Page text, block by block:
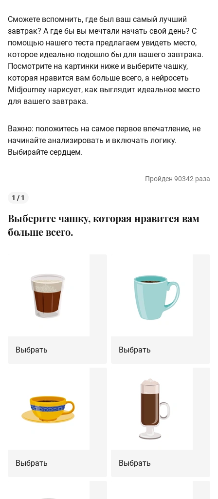
Сможете вспомнить, где был ваш самый лучший
завтрак? А где бы вы мечтали начать свой день? С
помощью нашего теста предлагаем увидеть место,
которое идеально подошло бы для вашего завтрака.
Посмотрите на картинки ниже и выберите чашку,
которая нравится вам больше всего, а нейросеть
Midjourney нарисует, как выглядит идеальное место
для вашего завтрака.
Важно: положитесь на самое первое впечатление, не
начинайте анализировать и включать логику.
Выбирайте сердцем.
Пройден 90342 раза
1 / 1
Выберите чашку, которая нравится вам
больше всего.
Выбрать Выбрать
Выбрать Выбрать